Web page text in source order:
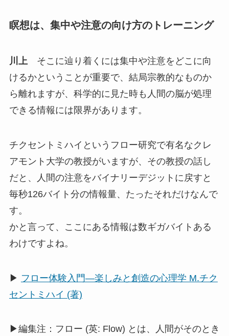
瞑想は、集中や注意の向け方のトレーニング
川上 そこに辿り着くには集中や注意をどこに向
けるかということが重要で、結局宗教的なものか
ら離れますが、科学的に見た時も人間の脳が処理
できる情報には限界があります。
チクセントミハイというフロー研究で有名なクレ
アモント大学の教授がいますが、その教授の話し
だと、人間の注意をバイナリーデジットに戻すと
毎秒126バイト分の情報量、たったそれだけなんで
す。
かと言って、ここにある情報は数ギガバイトある
わけですよね。
▶ フロー体験入門―楽しみと創造の心理学 M.チク
セントミハイ (著)
▶編集注：フロー (英: Flow) とは、人間がそのとき